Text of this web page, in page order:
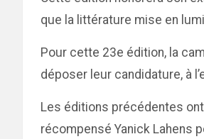
que la littérature mise en
Pour cette 23e édition, la
déposer leur candidature, à
Les éditions précédentes
récompensé Yanick Lahens